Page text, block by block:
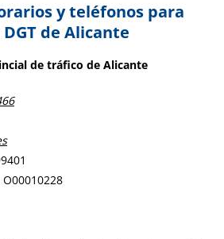
y teléfonos para
de Alicante
de tráfico de Alicante